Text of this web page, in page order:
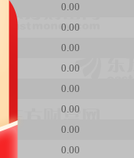
0.00
0.00
0.00
0.00
0.00
0.00
0.00
0.00